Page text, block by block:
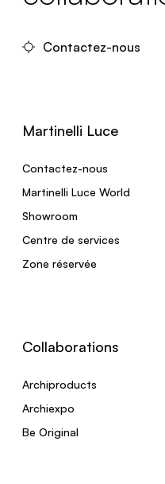
Contactez-nous
Martinelli Luce
Contactez-nous
Martinelli Luce World
Showroom
Centre de services
Zone réservée
Collaborations
Archiproducts
Archiexpo
Be Original